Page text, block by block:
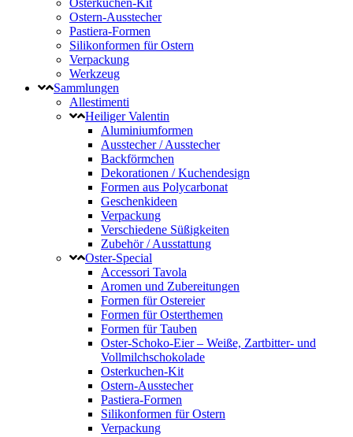
Osterkuchen-Kit
Ostern-Ausstecher
Pastiera-Formen
Silikonformen für Ostern
Verpackung
Werkzeug
Sammlungen
Allestimenti
Heiliger Valentin
Aluminiumformen
Ausstecher / Ausstecher
Backförmchen
Dekorationen / Kuchendesign
Formen aus Polycarbonat
Geschenkideen
Verpackung
Verschiedene Süßigkeiten
Zubehör / Ausstattung
Oster-Special
Accessori Tavola
Aromen und Zubereitungen
Formen für Ostereier
Formen für Osterthemen
Formen für Tauben
Oster-Schoko-Eier – Weiße, Zartbitter- und
Vollmilchschokolade
Osterkuchen-Kit
Ostern-Ausstecher
Pastiera-Formen
Silikonformen für Ostern
Verpackung